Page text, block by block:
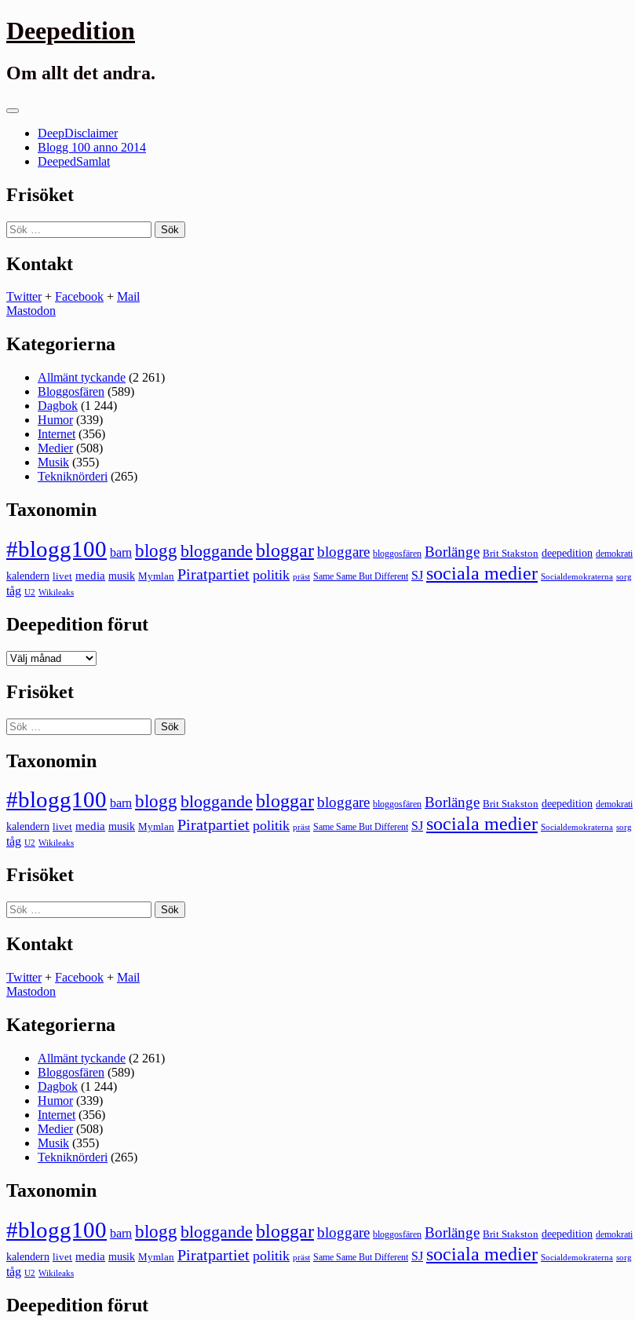
Gå
till
Deepedition
Om allt det andra.
Primär
DeepDisclaimer
Blogg 100 anno 2014
DeepedSamlat
Frisöket
Sök
efter:
Kontakt
Twitter+ Facebook + Mail
Mastodon
Kategorierna
Allmänt tyckande (2 261)
Bloggosfären (589)
Dagbok (1 244)
Humor(339)
Internet (356)
Medier(508)
Musik (355)
Tekniknörderi (265)
Taxonomin
#blogg100 barn blogg bloggande bloggarbloggare bloggosfären Borlänge Brit Stakston deepedition demokrati
kalendern livet media musik Mymlan Piratpartiet politik präst Same Same But Different SJ sociala medier Socialdemokraterna sorg
tåg U2 Wikileaks
Deepedition förut
Deepedition
Frisöket
Sök
efter:
Taxonomin
#blogg100 barn blogg bloggande bloggarbloggare bloggosfären Borlänge Brit Stakston deepedition demokrati
kalendern livet media musik Mymlan Piratpartiet politik präst Same Same But Different SJ sociala medier Socialdemokraterna sorg
tåg U2 Wikileaks
Frisöket
Sök
efter:
Kontakt
Twitter+ Facebook + Mail
Mastodon
Kategorierna
Allmänt tyckande (2 261)
Bloggosfären (589)
Dagbok (1 244)
Humor(339)
Internet (356)
Medier(508)
Musik (355)
Tekniknörderi (265)
Taxonomin
#blogg100 barn blogg bloggande bloggarbloggare bloggosfären Borlänge Brit Stakston deepedition demokrati
kalendern livet media musik Mymlan Piratpartiet politik präst Same Same But Different SJ sociala medier Socialdemokraterna sorg
tåg U2 Wikileaks
Deepedition förut